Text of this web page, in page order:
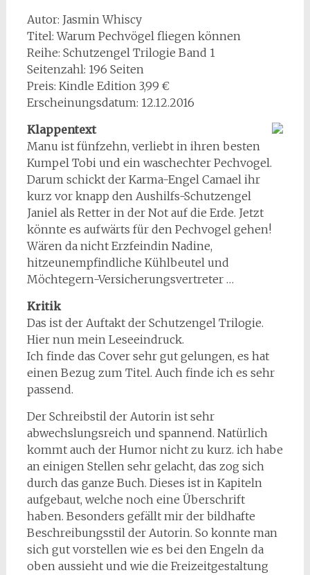
Autor: Jasmin Whiscy
Titel: Warum Pechvögel fliegen können
Reihe: Schutzengel Trilogie Band 1
Seitenzahl: 196 Seiten
Preis: Kindle Edition 3,99 €
Erscheinungsdatum: 12.12.2016
Klappentext
Manu ist fünfzehn, verliebt in ihren besten
Kumpel Tobi und ein waschechter Pechvogel.
Darum schickt der Karma-Engel Camael ihr
kurz vor knapp den Aushilfs-Schutzengel
Janiel als Retter in der Not auf die Erde. Jetzt
könnte es aufwärts für den Pechvogel gehen!
Wären da nicht Erzfeindin Nadine,
hitzeunempfindliche Kühlbeutel und
Möchtegern-Versicherungsvertreter …
Kritik
Das ist der Auftakt der Schutzengel Trilogie.
Hier nun mein Leseeindruck.
Ich finde das Cover sehr gut gelungen, es hat
einen Bezug zum Titel. Auch finde ich es sehr
passend.
Der Schreibstil der Autorin ist sehr
abwechslungsreich und spannend. Natürlich
kommt auch der Humor nicht zu kurz. ich habe
an einigen Stellen sehr gelacht, das zog sich
durch das ganze Buch. Dieses ist in Kapiteln
aufgebaut, welche noch eine Überschrift
haben. Besonders gefällt mir der bildhafte
Beschreibungsstil der Autorin. So konnte man
sich gut vorstellen wie es bei den Engeln da
oben aussieht und wie die Freizeitgestaltung